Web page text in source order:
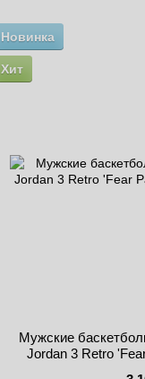
Новинка
Хит
Мужские
Jordan 3 Retro